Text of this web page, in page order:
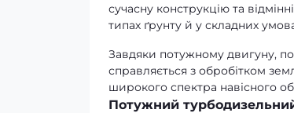
сучасну конструкцію та
типах ґрунту й у складних
Завдяки потужному двигуну,
справляється з обробітком
широкого спектра навісного
Потужний